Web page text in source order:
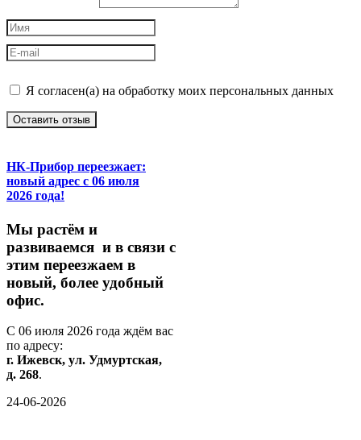
Я согласен(а) на обработку моих персональных данных
Оставить отзыв
НК-Прибор переезжает:
новый адрес с 06 июля
2026 года!
Мы растём и
развиваемся и в связи с
этим переезжаем в
новый, более удобный
офис.
С 06 июля 2026 года ждём вас
по адресу:
г. Ижевск, ул. Удмуртская,
д. 268.
24-06-2026